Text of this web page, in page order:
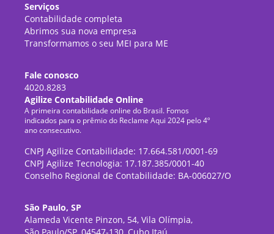
Serviços
Contabilidade completa
Abrimos sua nova empresa
Transformamos o seu MEI para ME
Fale conosco
4020.8283
Agilize Contabilidade Online
A primeira contabilidade online do Brasil. Fomos
indicados para o prêmio do Reclame Aqui 2024 pelo 4º
ano consecutivo.
CNPJ Agilize Contabilidade: 17.664.581/0001-69
CNPJ Agilize Tecnologia: 17.187.385/0001-40
Conselho Regional de Contabilidade: BA-006027/O
São Paulo, SP
Alameda Vicente Pinzon, 54, Vila Olímpia,